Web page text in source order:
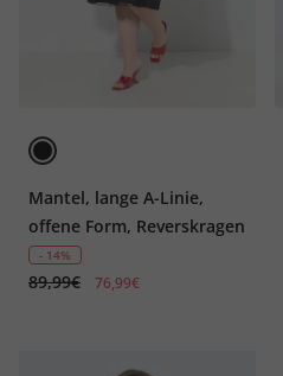
Mantel, lange A-Linie,
offene Form, Reverskragen
- 14%
89,99€ 76,99€